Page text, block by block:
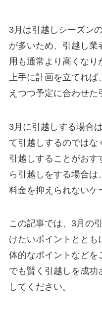
3月は引越しシーズン
が多いため、引越し業
用も通常より高くなり
上手に計画を立てれ
えつつ予定に合わせた
3月に引越しする場合
て引越しするのではな
引越しすることがおす
ら引越しをする場合
料金を抑えられないケ
この記事では、3月の
けたいポイントととも
体的なポイントなどを
でも賢く引越しを成功
してください。